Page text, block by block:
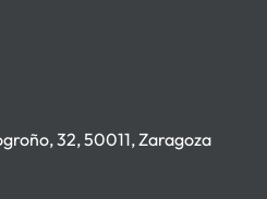
32, 50011, Zaragoza